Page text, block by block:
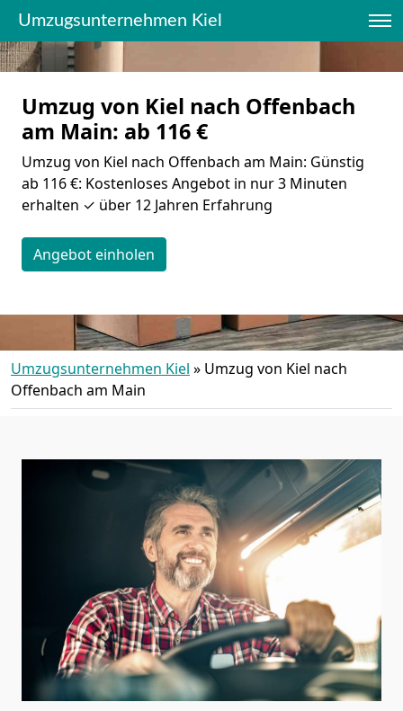
Umzugsunternehmen Kiel
Umzug von Kiel nach Offenbach
am Main: ab 116 €
Umzug von Kiel nach Offenbach am Main: Günstig
ab 116 €: Kostenloses Angebot in nur 3 Minuten
erhalten ✓ über 12 Jahren Erfahrung
Angebot einholen
Umzugsunternehmen Kiel » Umzug von Kiel nach
Offenbach am Main